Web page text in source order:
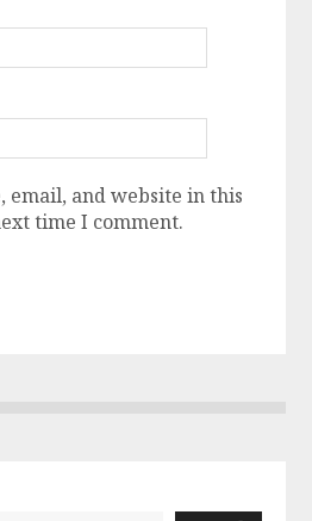
email, and website in this
time I comment.